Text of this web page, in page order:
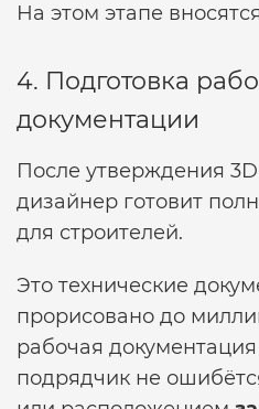
На этом этапе
4. Подготовка
документации
После утверждения
дизайнер готовит
для строителей.
Это технические
прорисовано до
рабочая
подрядчик не